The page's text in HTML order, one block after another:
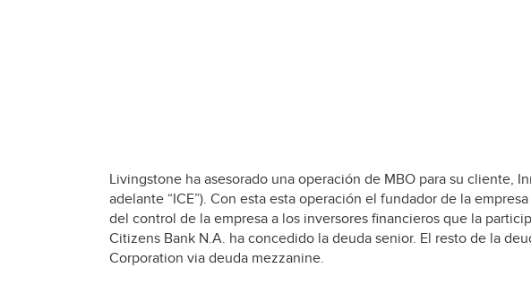
Livingstone ha asesorado una operación de MBO para su cliente,
adelante “ICE”). Con esta esta operación el fundador de la
del control de la empresa a los inversores financieros que la
Citizens Bank N.A. ha concedido la deuda senior. El resto de la
Corporation via deuda mezzanine.